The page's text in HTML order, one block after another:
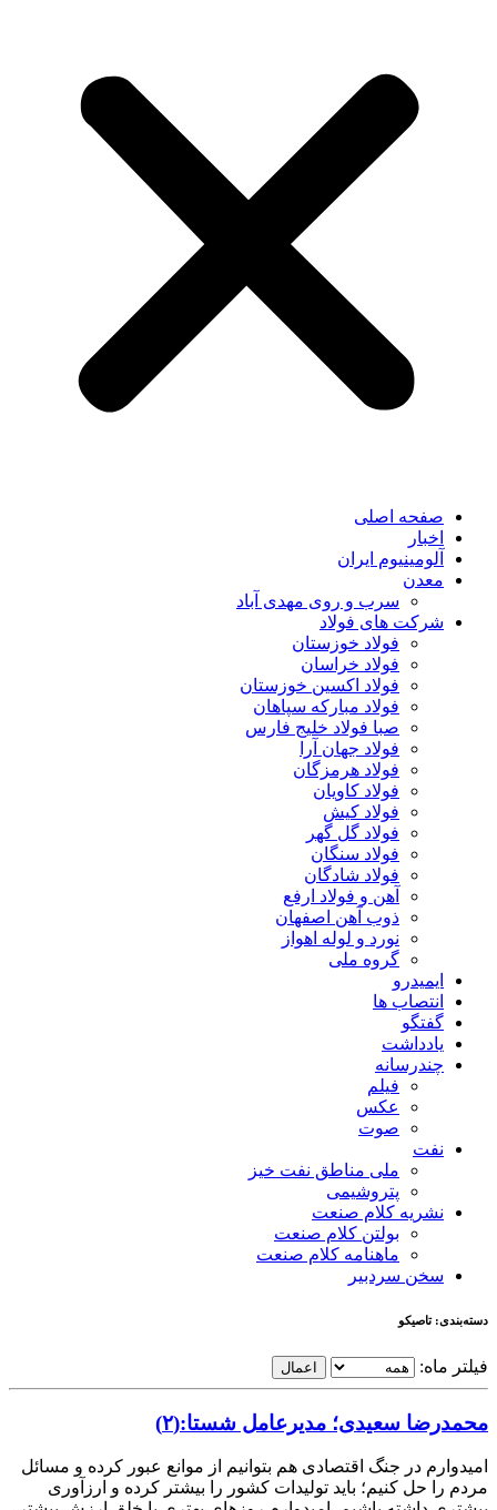
صفحه اصلی
اخبار
آلومینیوم ایران
معدن
سرب و روی مهدی آباد
شرکت های فولاد
فولاد خوزستان
فولاد خراسان
فولاد اکسین خوزستان
فولاد مبارکه سپاهان
صبا فولاد خلیج فارس
فولاد جهان آرا
فولاد هرمزگان
فولاد کاویان
فولاد کیش
فولاد گل گهر
فولاد سنگان
فولاد شادگان
آهن و فولاد ارفع
ذوب آهن اصفهان
نورد و لوله اهواز
گروه ملی
ایمیدرو
انتصاب ها
گفتگو
یادداشت
چندرسانه
فیلم
عکس
صوت
نفت
ملی مناطق نفت خیز
پتروشیمی
نشریه کلام صنعت
بولتن کلام صنعت
ماهنامه کلام صنعت
سخن سردبیر
دسته‌بندی: تاصیکو
فیلتر ماه: اعمال
محمدرضا سعیدی؛ مدیرعامل شستا:(۲)
امیدوارم در جنگ اقتصادی هم بتوانیم از موانع عبور کرده و مسائل
مردم را حل کنیم؛ باید تولیدات کشور را بیشتر کرده و ارزآوری